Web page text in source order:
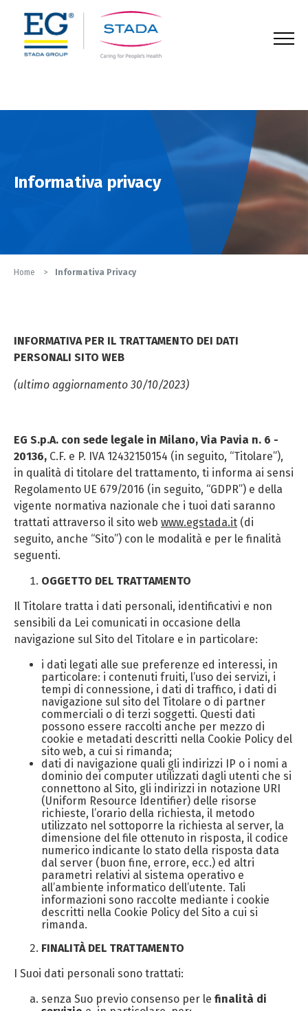
Informativa privacy
Home Informativa Privacy
INFORMATIVA PER IL TRATTAMENTO DEI DATI
PERSONALI SITO WEB
(ultimo aggiornamento 30/10/2023)
EG S.p.A. con sede legale in Milano, Via Pavia n. 6 -
20136, C.F. e P. IVA 12432150154 (in seguito, “Titolare”),
in qualità di titolare del trattamento, ti informa ai sensi
Regolamento UE 679/2016 (in seguito, “GDPR”) e della
vigente normativa nazionale che i tuoi dati saranno
trattati attraverso il sito web www.egstada.it (di
seguito, anche “Sito”) con le modalità e per le finalità
seguenti.
OGGETTO DEL TRATTAMENTO
Il Titolare tratta i dati personali, identificativi e non
sensibili da Lei comunicati in occasione della
navigazione sul Sito del Titolare e in particolare:
i dati legati alle sue preferenze ed interessi, in
particolare: i contenuti fruiti, l’uso dei servizi, i
tempi di connessione, i dati di traffico, i dati di
navigazione sul sito del Titolare o di partner
commerciali o di terzi soggetti. Questi dati
possono essere raccolti anche per mezzo di
cookie e metadati descritti nella Cookie Policy del
sito web, a cui si rimanda;
dati di navigazione quali gli indirizzi IP o i nomi a
dominio dei computer utilizzati dagli utenti che si
connettono al Sito, gli indirizzi in notazione URI
(Uniform Resource Identifier) delle risorse
richieste, l’orario della richiesta, il metodo
utilizzato nel sottoporre la richiesta al server, la
dimensione del file ottenuto in risposta, il codice
numerico indicante lo stato della risposta data
dal server (buon fine, errore, ecc.) ed altri
parametri relativi al sistema operativo e
all’ambiente informatico dell’utente. Tali
informazioni sono raccolte mediante i cookie
descritti nella Cookie Policy del Sito a cui si
rimanda.
FINALITÀ DEL TRATTAMENTO
I Suoi dati personali sono trattati:
senza Suo previo consenso per le finalità di